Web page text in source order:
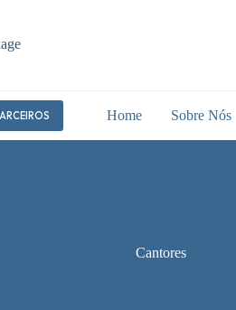
Home Sobre Nós
Cantores